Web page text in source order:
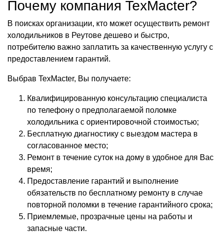
Почему компания TexMacter?
В поисках организации, кто может осуществить ремонт
холодильников в Реутове дешево и быстро,
потребителю важно заплатить за качественную услугу с
предоставлением гарантий.
Выбрав TexMacter, Вы получаете:
Квалифицированную консультацию специалиста
по телефону о предполагаемой поломке
холодильника с ориентировочной стоимостью;
Бесплатную диагностику с выездом мастера в
согласованное место;
Ремонт в течение суток на дому в удобное для Вас
время;
Предоставление гарантий и выполнение
обязательств по бесплатному ремонту в случае
повторной поломки в течение гарантийного срока;
Приемлемые, прозрачные цены на работы и
запасные части.